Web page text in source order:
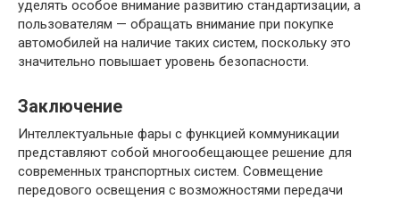
уделять особое внимание развитию стандартизации, а
пользователям — обращать внимание при покупке
автомобилей на наличие таких систем, поскольку это
значительно повышает уровень безопасности.
Заключение
Интеллектуальные фары с функцией коммуникации
представляют собой многообещающее решение для
современных транспортных систем. Совмещение
передового освещения с возможностями передачи